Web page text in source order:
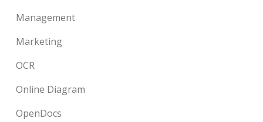
Management
Marketing
OCR
Online Diagram
OpenDocs